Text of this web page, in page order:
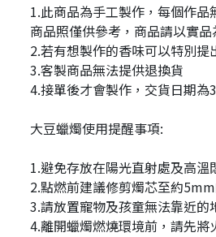
1.此商品為手工製作，每個作品
商品照僅供參考，商品請以實品
2.若有想製作的香味可以特別提
3.客製商品無法提供退換貨
4.接單後才會製作，交貨日期為
大豆蠟燭使用提醒事項:
1.避免存放在陽光直射處及高溫
2.點燃前建議修剪燭芯至約
3.請放置寵物及孩童無法靠近的
4.離開蠟燭燃燒環境前，請先將